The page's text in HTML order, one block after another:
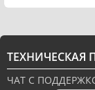
ЧАТ С